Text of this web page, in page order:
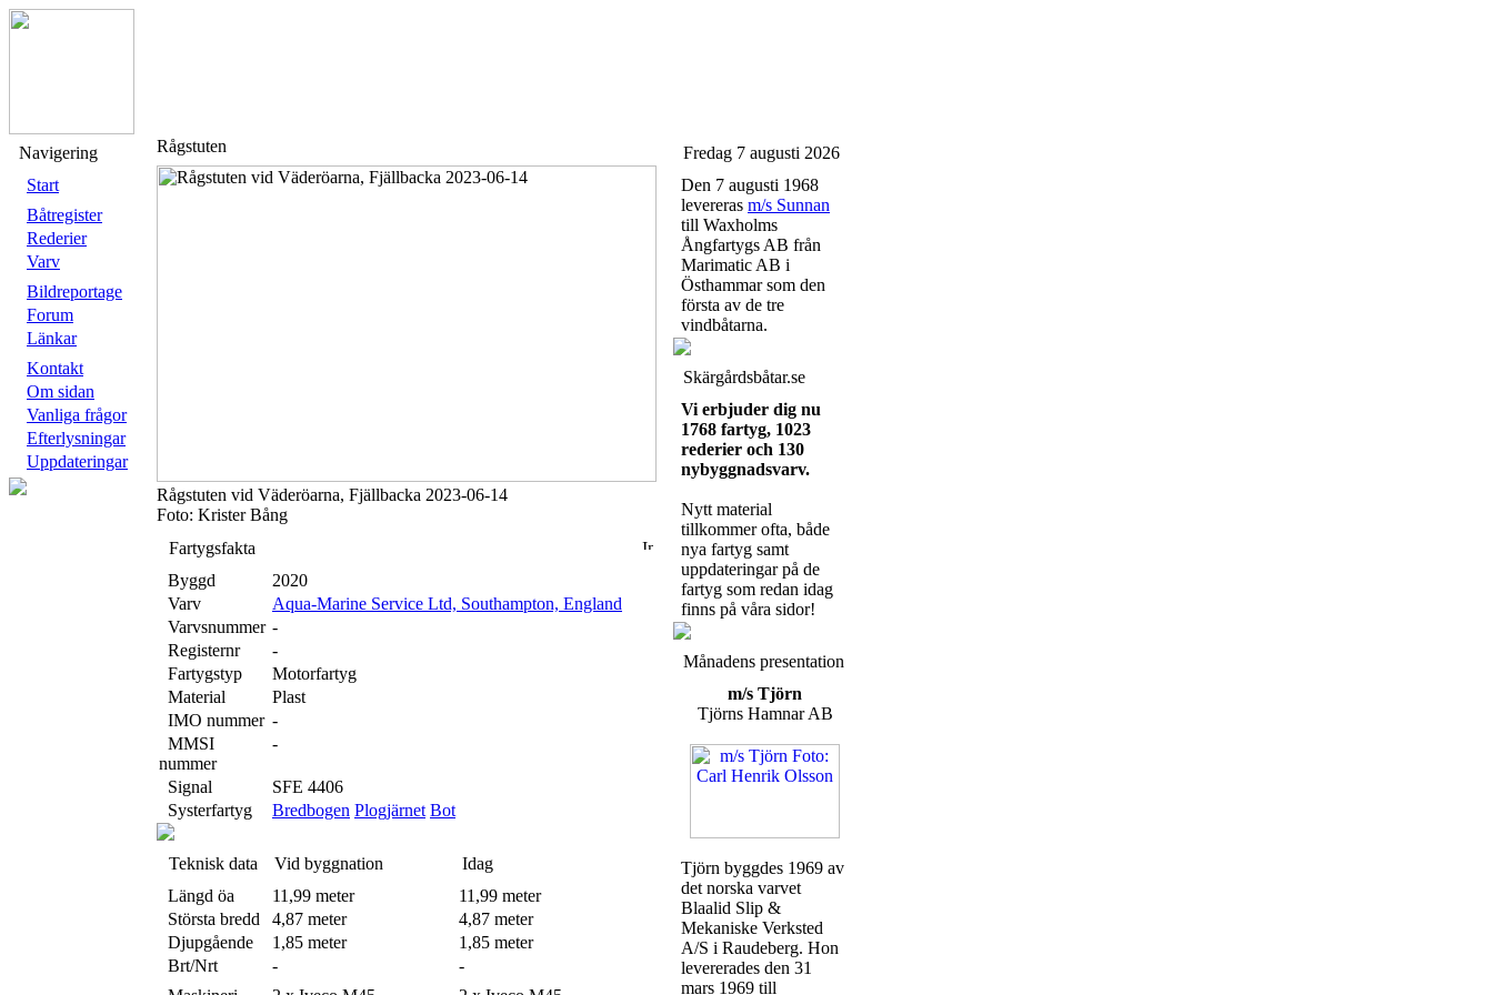
Navigering
Start
Båtregister
Rederier
Varv
Bildreportage
Forum
Länkar
Kontakt
Om sidan
Vanliga frågor
Efterlysningar
Uppdateringar
Rågstuten
Rågstuten vid Väderöarna, Fjällbacka 2023-06-14
Foto: Krister Bång
Fartygsfakta
Byggd
2020
Varv
Aqua-Marine Service Ltd, Southampton, England
Varvsnummer -
Registernr
-
Fartygstyp
Motorfartyg
Material
Plast
IMO nummer -
MMSI
nummer
-
Signal
SFE 4406
Systerfartyg
Bredbogen Plogjärnet Bot
Teknisk data Vid byggnation
Idag
Längd öa
11,99 meter
11,99 meter
Största bredd
4,87 meter
4,87 meter
Djupgående
1,85 meter
1,85 meter
Brt/Nrt
-
-
Fredag 7 augusti 2026
Den 7 augusti 1968
levereras m/s Sunnan
till Waxholms
Ångfartygs AB från
Marimatic AB i
Östhammar som den
första av de tre
vindbåtarna.
Skärgårdsbåtar.se
Vi erbjuder dig nu
1768 fartyg, 1023
rederier och 130
nybyggnadsvarv.
Nytt material
tillkommer ofta, både
nya fartyg samt
uppdateringar på de
fartyg som redan idag
finns på våra sidor!
Månadens presentation
m/s Tjörn
Tjörns Hamnar AB
Tjörn byggdes 1969 av
det norska varvet
Blaalid Slip &
Mekaniske Verksted
A/S i Raudeberg. Hon
levererades den 31
mars 1969 till